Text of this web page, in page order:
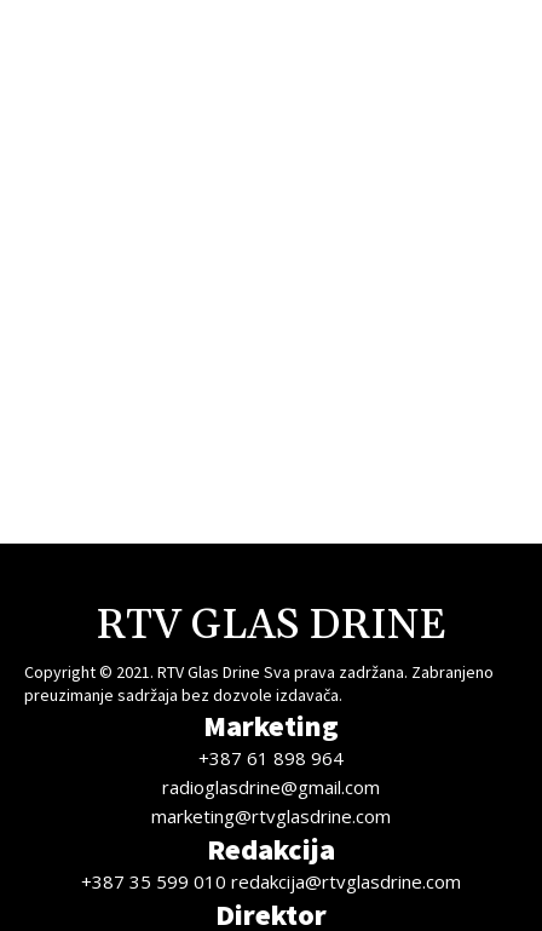
RTV GLAS DRINE
Copyright © 2021. RTV Glas Drine Sva prava zadržana. Zabranjeno
preuzimanje sadržaja bez dozvole izdavača.
Marketing
+387 61 898 964
radioglasdrine@gmail.com
marketing@rtvglasdrine.com
Redakcija
+387 35 599 010 redakcija@rtvglasdrine.com
Direktor